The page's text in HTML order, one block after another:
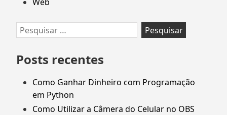
Pesquisar
por:
Posts recentes
Como Ganhar Dinheiro com Programação
em Python
Como Utilizar a Câmera do Celular no OBS